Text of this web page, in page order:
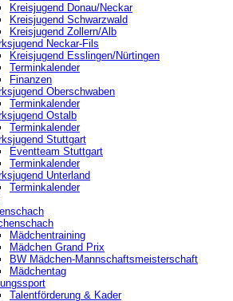
Kreisjugend Donau/Neckar
Kreisjugend Schwarzwald
Kreisjugend Zollern/Alb
Neckar-Fils
Kreisjugend ‎Esslingen/Nürtingen
Terminkalender
Finanzen
Oberschwaben
Terminkalender
Ostalb
Terminkalender
Stuttgart
‎Eventteam Stuttgart
Terminkalender
Unterland
Terminkalender
Mädchentraining
Mädchen Grand Prix
BW Mädchen-Mannschaftsmeisterschaft
Mädchentag
Talentförderung & Kader